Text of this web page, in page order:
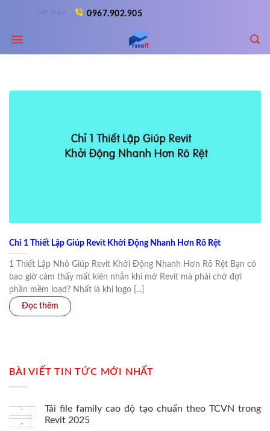
content
Giới thiệu 0967.902.905
Chỉ 1 Thiết Lập Giúp Revit Khởi Động Nhanh Hơn Rõ Rệt
1 Thiết Lập Nhỏ Giúp Revit Khởi Động Nhanh Hơn Rõ Rệt Bạn có
bao giờ cảm thấy mất kiên nhẫn khi mở Revit mà phải chờ đợi
phần mềm load? Nhất là khi logo [...]
BÀI VIẾT TIN TỨC MỚI NHẤT
Tải file family cao độ tạo chuẩn theo TCVN trong
Revit 2025